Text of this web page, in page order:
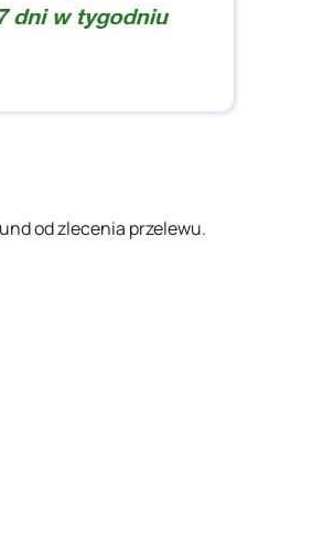
od zlecenia przelewu.